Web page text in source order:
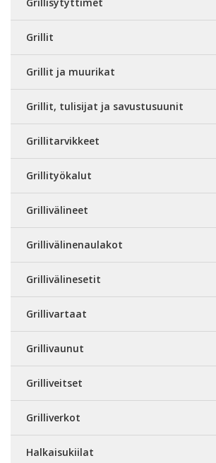
Grillit
Grillit ja muurikat
Grillit, tulisijat ja savustusuunit
Grillitarvikkeet
Grillityökalut
Grillivälineet
Grillivälinenaulakot
Grillivälinesetit
Grillivartaat
Grillivaunut
Grilliveitset
Grilliverkot
Halkaisukiilat